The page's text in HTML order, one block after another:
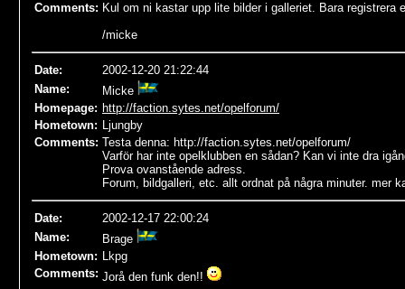
Comments: Kul om ni kastar upp lite bilder i galleriet. Bara
/micke
Date:
2002-12-20 21:22:44
Name:
Micke
Homepage: http://faction.sytes.net/opelforum/
Hometown: Ljungby
Comments: Testa denna: http://faction.sytes.net/opelforum/
Varför har inte opelklubben en sådan? Kan vi inte dra
Prova ovanstående adress.
Forum, bildgalleri, etc. allt ordnat på några minuter. mer
Date:
2002-12-17 22:00:24
Name:
Brage
Hometown: Lkpg
Comments: Jorå den funk den!!